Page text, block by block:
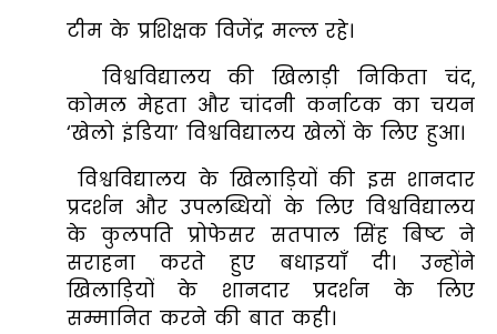
टीम के प्रशिक्षक विजेंद्र मल्ल रहे।
विश्वविद्यालय की खिलाड़ी निकिता चंद,
कोमल मेहता और चांदनी कर्नाटक का चयन
‘खेलो इंडिया’ विश्वविद्यालय खेलों के लिए हुआ।
विश्वविद्यालय के खिलाड़ियों की इस शानदार
प्रदर्शन और उपलब्धियों के लिए विश्वविद्यालय
के कुलपति प्रोफेसर सतपाल सिंह बिष्ट ने
सराहना करते हुए बधाइयाँ दी। उन्होंने
खिलाड़ियों के शानदार प्रदर्शन के लिए
सम्मानित करने की बात कही।